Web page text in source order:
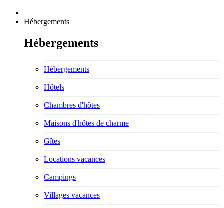
Hébergements
Hébergements
Hébergements
Hôtels
Chambres d'hôtes
Maisons d'hôtes de charme
Gîtes
Locations vacances
Campings
Villages vacances